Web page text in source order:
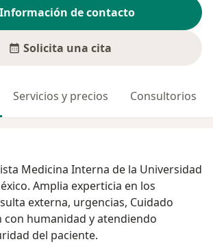
Información de contacto
Solicita una cita
Servicios y precios Consultorios
Medicina Interna de la Universidad
Amplia experticia en los
externa, urgencias, Cuidado
con humanidad y atendiendo
del paciente.